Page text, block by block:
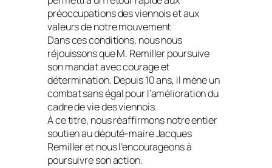
préoccupations des viennois et aux
valeurs de notre mouvement
Dans ces conditions, nous nous
réjouissons que M. Remiller poursuive
son mandat avec courage et
détermination. Depuis 10 ans, il mène un
combat sans égal pour l’amélioration du
cadre de vie des viennois.
À ce titre, nous réaffirmons notre entier
soutien au député-maire Jacques
Remiller et nous l’encourageons à
poursuivre son action.